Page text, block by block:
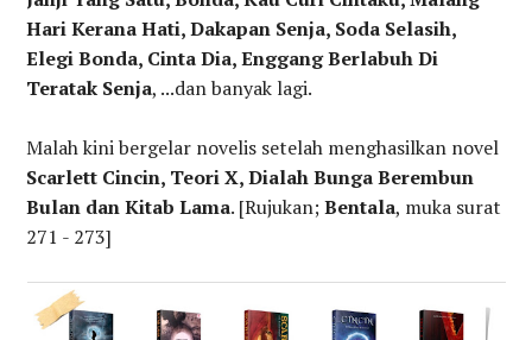
Hari Kerana Hati, Dakapan Senja, Soda Selasih,
Elegi Bonda, Cinta Dia, Enggang Berlabuh Di
Teratak Senja, ...dan banyak lagi.
Malah kini bergelar novelis setelah menghasilkan novel
Scarlett Cincin, Teori X, Dialah Bunga Berembun
Bulan dan Kitab Lama. [Rujukan;Bentala, muka surat
271 - 273]